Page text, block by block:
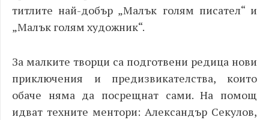
титлите най-добър „Малък голям писател“ и
„Малък голям художник“.
За малките творци са подготвени редица нови
приключения и предизвикателства, които
обаче няма да посрещнат сами. На помощ
идват техните ментори: Александър Секулов,